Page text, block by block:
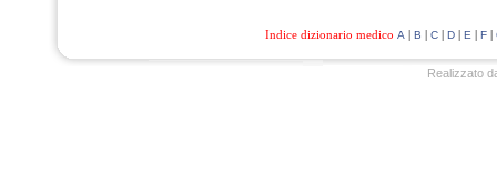
Indice dizionario medico A | B | C| D| E | F|
Realizzato